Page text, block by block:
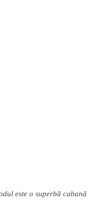
este o superbă cabană